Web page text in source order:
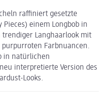
raffiniert gesetzte
einem Longbob in
Langhaarlook mit
Farbnuancen.
in natürlichen
interpretierte Version des
Looks.